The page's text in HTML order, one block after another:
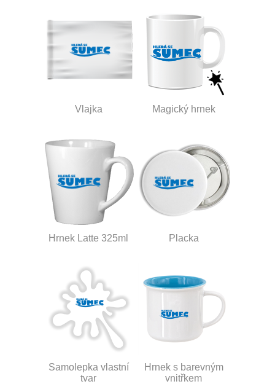
Vlajka Magický hrnek
Hrnek Latte 325ml Placka
Samolepka vlastní
tvar
Hrnek s barevným
vnitřkem